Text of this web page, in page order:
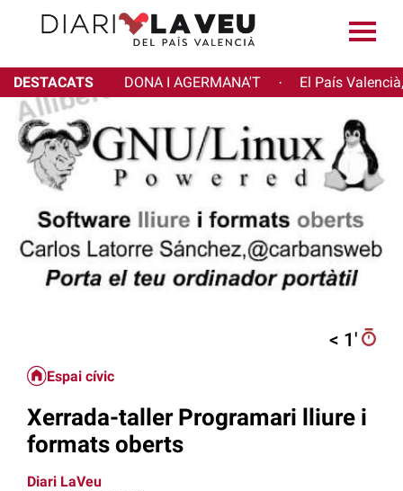
DESTACATS DONA I AGERMANA'T · El País
< 1′
Espai cívic
Xerrada-taller Programari lliure i
formats oberts
Diari LaVeu